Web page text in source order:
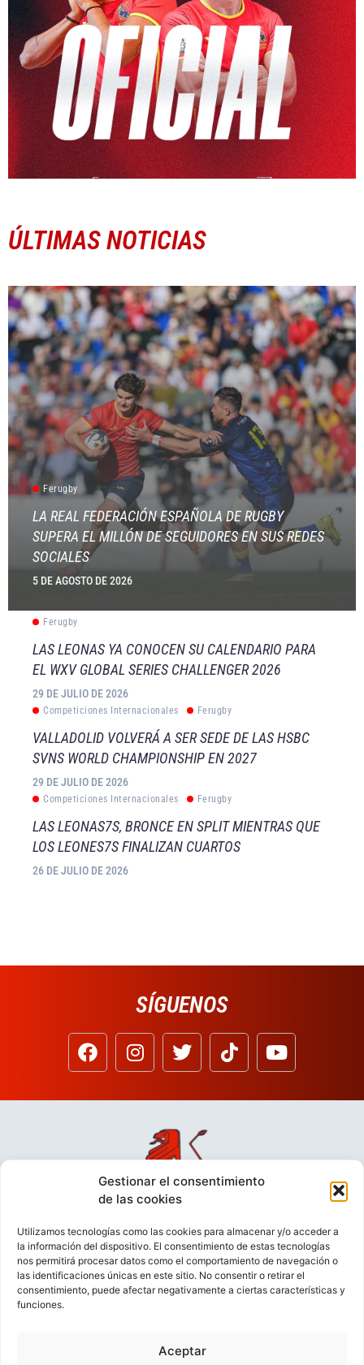
Gestionar el consentimiento
de las cookies
Utilizamos tecnologías como las cookies para almacenar y/o acceder a
la información del dispositivo. El consentimiento de estas tecnologías
nos permitirá procesar datos como el comportamiento de navegación o
las identificaciones únicas en este sitio. No consentir o retirar el
consentimiento, puede afectar negativamente a ciertas características y
funciones.
Aceptar
ÚLTIMAS NOTICIAS
Ferugby
LA REAL FEDERACIÓN ESPAÑOLA DE RUGBY
SUPERA EL MILLÓN DE SEGUIDORES EN SUS REDES
SOCIALES
5 DE AGOSTO DE 2026
Ferugby
LAS LEONAS YA CONOCEN SU CALENDARIO PARA
EL WXV GLOBAL SERIES CHALLENGER 2026
29 DE JULIO DE 2026
Competiciones Internacionales Ferugby
VALLADOLID VOLVERÁ A SER SEDE DE LAS HSBC
SVNS WORLD CHAMPIONSHIP EN 2027
29 DE JULIO DE 2026
Competiciones Internacionales Ferugby
LAS LEONAS7S, BRONCE EN SPLIT MIENTRAS QUE
LOS LEONES7S FINALIZAN CUARTOS
26 DE JULIO DE 2026
SÍGUENOS